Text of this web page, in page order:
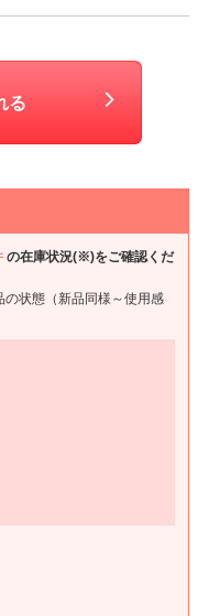
る
の在庫状況(※)をご確認くだ
状態（新品同様～使用感